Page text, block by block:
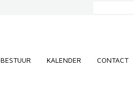
BESTUUR KALENDER CONTACT